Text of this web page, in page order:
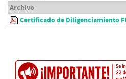
Archivo
Certificado de Diligenciamiento